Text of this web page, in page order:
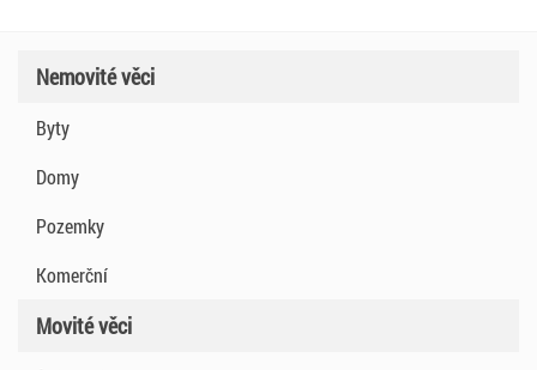
Nemovité věci
Byty
Domy
Pozemky
Komerční
Movité věci